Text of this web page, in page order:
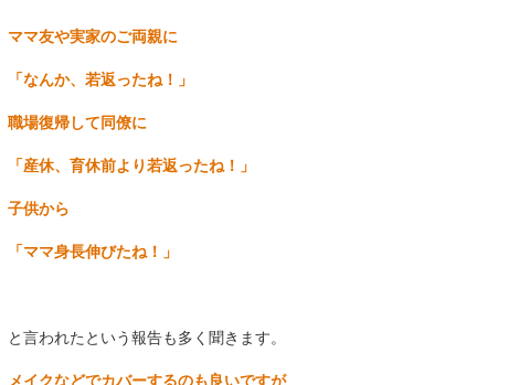
ママ友や実家のご両親に
「なんか、若返ったね！」
職場復帰して同僚に
「産休、育休前より若返ったね！」
子供から
「ママ身長伸びたね！」
と言われたという報告も多く聞きます。
メイクなどでカバーするのも良いですが